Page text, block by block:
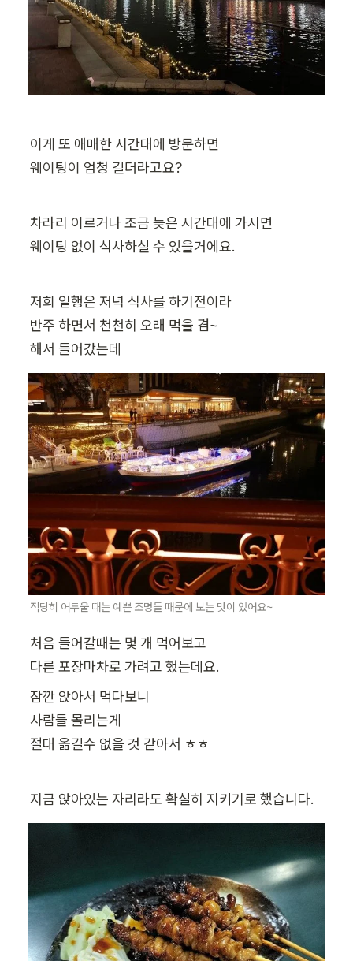
이게 또 애매한 시간대에 방문하면
웨이팅이 엄청 길더라고요?
차라리 이르거나 조금 늦은 시간대에 가시면
웨이팅 없이 식사하실 수 있을거에요.
저희 일행은 저녁 식사를 하기전이라
반주 하면서 천천히 오래 먹을 겸~
해서 들어갔는데
적당히 어두울 때는 예쁜 조명들 때문에 보는 맛이 있어요~
처음 들어갈때는 몇 개 먹어보고
다른 포장마차로 가려고 했는데요.
잠깐 앉아서 먹다보니
사람들 몰리는게
절대 옮길수 없을 것 같아서 ㅎㅎ
지금 앉아있는 자리라도 확실히 지키기로 했습니다.